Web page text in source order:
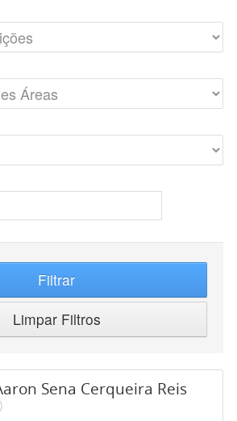
Filtrar
Limpar Filtros
Sena Cerqueira Reis